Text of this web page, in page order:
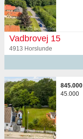
Vadbrovej 15
4913 Horslunde
845.000
45.000